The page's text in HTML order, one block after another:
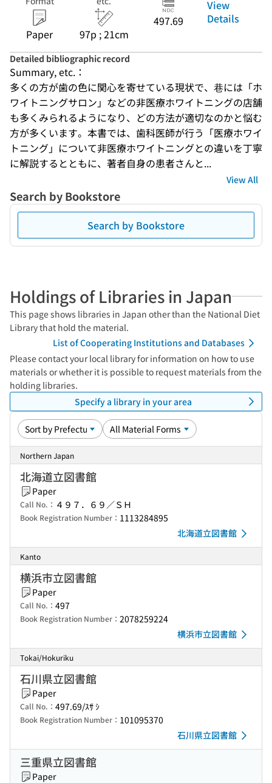
Paper 97p ; 21cm
497.69
View
Details
Detailed bibliographic record
Summary, etc.：
多くの方が歯の色に関心を寄せている現状で、巷には「ホ
ワイトニングサロン」などの非医療ホワイトニングの店舗
も多くみられるようになり、どの方法が適切なのかと悩む
方が多くいます。本書では、歯科医師が行う「医療ホワイ
トニング」について非医療ホワイトニングとの違いを丁寧
に解説するとともに、著者自身の患者さんと...
View All
Search by Bookstore
Search by Bookstore
Holdings of Libraries in Japan
This page shows libraries in Japan other than the National Diet
Library that hold the material.
List of Cooperating Institutions and Databases
Please contact your local library for information on how to use
materials or whether it is possible to request materials from the
holding libraries.
Specify a library in your area
Northern Japan
北海道立図書館
Paper
Call No.： ４９７．６９／ＳＨ
Book Registration Number： 1113284895
北海道立図書館
Kanto
横浜市立図書館
Paper
Call No.： 497
Book Registration Number： 2078259224
横浜市立図書館
Tokai/Hokuriku
石川県立図書館
Paper
Call No.： 497.69/ｽｻ ｼ
Book Registration Number： 101095370
石川県立図書館
三重県立図書館
Paper